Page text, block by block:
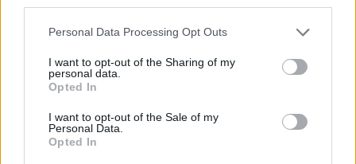
Please note that this website/app uses one or more Google
not limited to your visit or usage behaviour. You may click to
grant or deny consent to Google and its third-party tags to
use your data for below specified purposes in below Google
consent section.
Personal Data Processing Opt Outs
I want to opt-out of the Sharing of my
personal data.
Opted In
I want to opt-out of the Sale of my
Personal Data.
Opted In
Bocciature scolastiche: i casi giudiziari che hanno
Marco Tessari · 3 Ago 2026